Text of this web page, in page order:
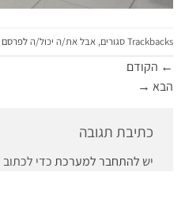
Trackbacks סגורים, אבל את/ה יכול/ה לפרסם
← הקודם
הבא →
כתיבת תגובה
ישלהתחבר למערכתכדי